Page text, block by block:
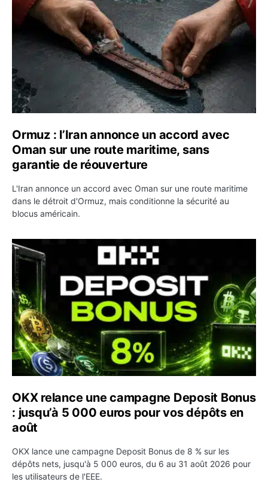
Ormuz : l’Iran annonce un accord avec
Oman sur une route maritime, sans
garantie de réouverture
L'Iran annonce un accord avec Oman sur une route maritime
dans le détroit d'Ormuz, mais conditionne la sécurité au
blocus américain.
OKX relance une campagne Deposit Bonus : jusqu’à 5
OKX relance une campagne Deposit Bonus
: jusqu’à 5 000 euros pour vos dépôts en
août
OKX lance une campagne Deposit Bonus de 8 % sur les
dépôts nets, jusqu'à 5 000 euros, du 6 au 31 août 2026 pour
les utilisateurs de l'EEE.